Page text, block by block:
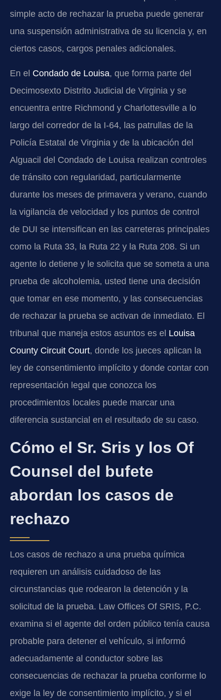
simple acto de rechazar la prueba puede generar
una suspensión administrativa de su licencia y, en
ciertos casos, cargos penales adicionales.
En el Condado de Louisa, que forma parte del
Decimosexto Distrito Judicial de Virginia y se
encuentra entre Richmond y Charlottesville a lo
largo del corredor de la I-64, las patrullas de la
Policía Estatal de Virginia y de la ubicación del
Alguacil del Condado de Louisa realizan controles
de tránsito con regularidad, particularmente
durante los meses de primavera y verano, cuando
la vigilancia de velocidad y los puntos de control
de DUI se intensifican en las carreteras principales
como la Ruta 33, la Ruta 22 y la Ruta 208. Si un
agente lo detiene y le solicita que se someta a una
prueba de alcoholemia, usted tiene una decisión
que tomar en ese momento, y las consecuencias
de rechazar la prueba se activan de inmediato. El
tribunal que maneja estos asuntos es el Louisa
County Circuit Court, donde los jueces aplican la
ley de consentimiento implícito y donde contar con
representación legal que conozca los
procedimientos locales puede marcar una
diferencia sustancial en el resultado de su caso.
Cómo el Sr. Sris y los Of
Counsel del bufete
abordan los casos de
rechazo
Los casos de rechazo a una prueba química
requieren un análisis cuidadoso de las
circunstancias que rodearon la detención y la
solicitud de la prueba. Law Offices Of SRIS, P.C.
examina si el agente del orden público tenía causa
probable para detener el vehículo, si informó
adecuadamente al conductor sobre las
consecuencias de rechazar la prueba conforme lo
exige la ley de consentimiento implícito, y si el